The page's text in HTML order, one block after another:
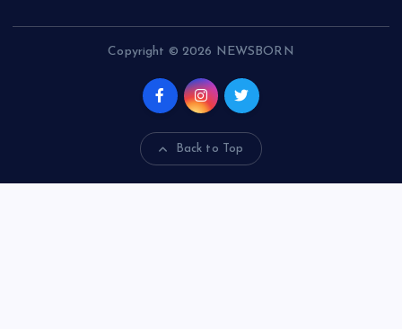
Copyright © 2026 NEWSBORN
Back to Top